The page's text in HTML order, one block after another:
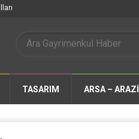
TASARIM ARSA – ARAZİ